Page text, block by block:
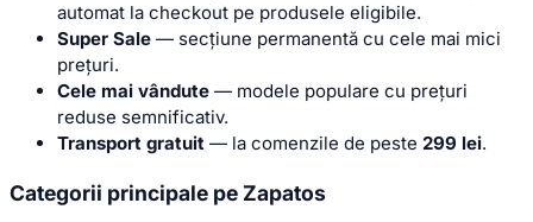
automat la checkout pe produsele eligibile.
Super Sale — secțiune permanentă cu cele mai mici
prețuri.
Cele mai vândute — modele populare cu prețuri
reduse semnificativ.
Transport gratuit — la comenzile de peste 299 lei.
Categorii principale pe Zapatos